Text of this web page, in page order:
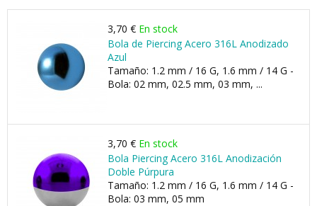
3,70 € En stock
Bola de Piercing Acero 316L Anodizado
Azul
Tamaño: 1.2 mm / 16 G, 1.6 mm / 14 G -
Bola: 02 mm, 02.5 mm, 03 mm, ...
3,70 € En stock
Bola Piercing Acero 316L Anodización
Doble Púrpura
Tamaño: 1.2 mm / 16 G, 1.6 mm / 14 G -
Bola: 03 mm, 05 mm